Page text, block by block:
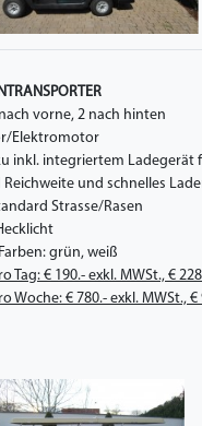
vorne, 2 nach hinten
Elektromotor
inkl. integriertem Ladegerät
und schnelles
Strasse/Rasen
grün, weiß
Tag: € 190.- exkl. MWSt., €
Woche: € 780.- exkl. MWSt., €